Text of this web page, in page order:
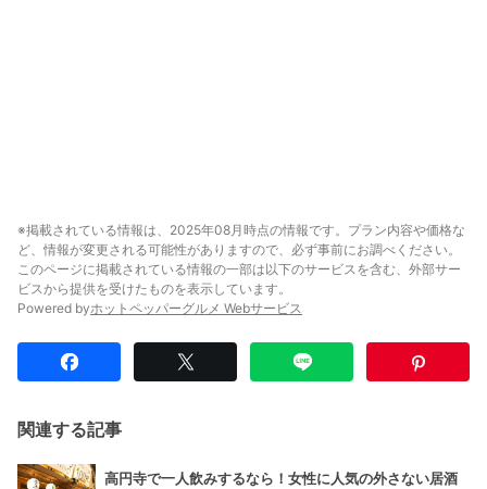
※掲載されている情報は、2025年08月時点の情報です。プラン内容や価格な
ど、情報が変更される可能性がありますので、必ず事前にお調べください。
このページに掲載されている情報の一部は以下のサービスを含む、外部サー
ビスから提供を受けたものを表示しています。
Powered byホットペッパーグルメ Webサービス
関連する記事
高円寺で一人飲みするなら！女性に人気の外さない居酒